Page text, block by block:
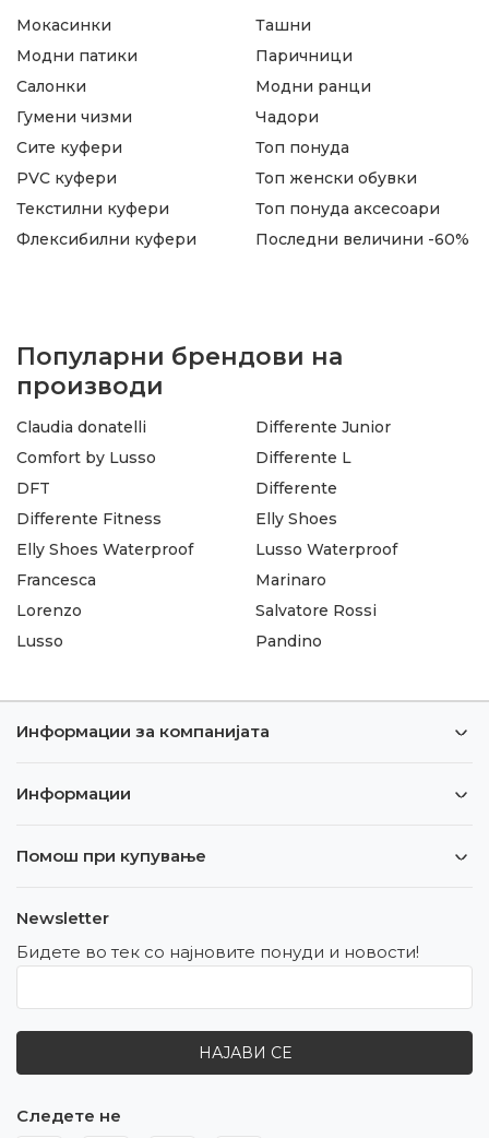
Мокасинки
Модни патики
Салонки
Гумени чизми
Ташни
Паричници
Модни ранци
Чадори
Сите куфери
PVC куфери
Текстилни куфери
Флексибилни куфери
Топ понуда
Топ женски обувки
Топ понуда аксесоари
Последни величини -60%
Популарни брендови на
производи
Claudia donatelli
Comfort by Lusso
DFT
Differente Fitness
Differente Junior
Differente L
Differente
Elly Shoes
Elly Shoes Waterproof
Francesca
Lorenzo
Lusso
Lusso Waterproof
Marinaro
Salvatore Rossi
Pandino
Информации за компанијата
Информации
Помош при купување
Newsletter
Бидете во тек со најновите понуди и новости!
НАЈАВИ СЕ
Следете не